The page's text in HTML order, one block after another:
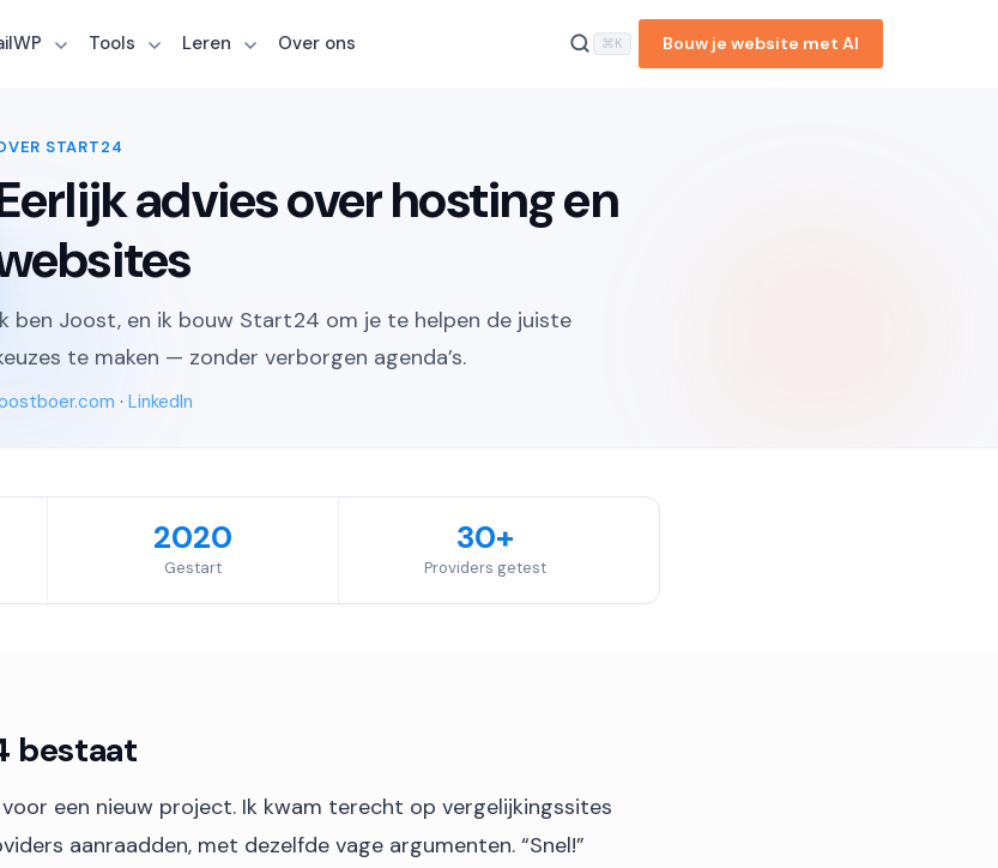
Tools Leren Over ons ⌘K Bouw je website met AI
START24
advies over hosting en
ben Joost, en ik bouw Start24 om je te helpen de juiste
te maken — zonder verborgen agenda’s.
· LinkedIn
2020
Gestart
30+
Providers getest
bestaat
een nieuw project. Ik kwam terecht op vergelijkingssites
aanraadden, met dezelfde vage argumenten. “Snel!”